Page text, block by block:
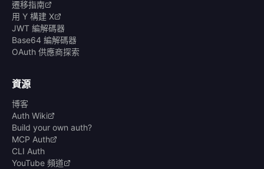
遷移指南
用 Y 構建 X
JWT 編解碼器
Base64 編解碼器
OAuth 供應商探索
資源
博客
Auth Wiki
Build your own auth?
MCP Auth
CLI Auth
YouTube 頻道